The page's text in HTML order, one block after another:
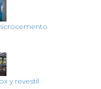
y revestil